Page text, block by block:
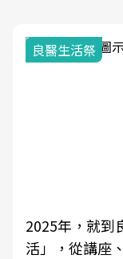
良醫生活祭
2025年，就到
活」，從講座